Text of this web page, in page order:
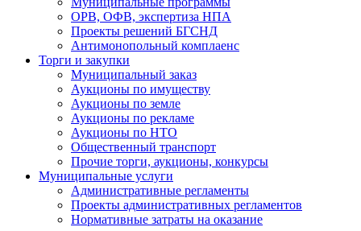
ОРВ, ОФВ, экспертиза НПА
Проекты решений БГСНД
Антимонопольный комплаенс
Торги и закупки
Муниципальный заказ
Аукционы по имуществу
Аукционы по земле
Аукционы по рекламе
Аукционы по НТО
Общественный транспорт
Прочие торги, аукционы, конкурсы
Муниципальные услуги
Административные регламенты
Проекты административных регламентов
Нормативные затраты на оказание